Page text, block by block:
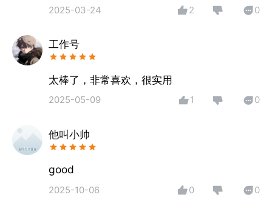
变走心局，聊天开场，轻松应对，不再害怕冷场没话
说！
4、灵魂润色：生硬的“在干嘛“变成“刚看到晚霞想起
你，此刻你也抬头了吗？“让每句话都带着心跳温度！
2025-03-24 2 0
工作号
太棒了，非常喜欢，很实用
2025-05-09 1 0
他叫小帅
good
2025-10-06 0 0